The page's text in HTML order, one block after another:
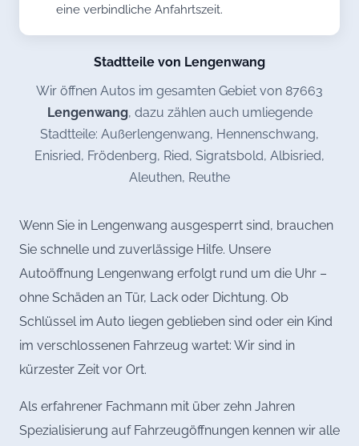
eine verbindliche Anfahrtszeit.
Stadtteile von Lengenwang
Wir öffnen Autos im gesamten Gebiet von 87663
Lengenwang, dazu zählen auch umliegende
Stadtteile: Außerlengenwang, Hennenschwang,
Enisried, Frödenberg, Ried, Sigratsbold, Albisried,
Aleuthen, Reuthe
Wenn Sie in Lengenwang ausgesperrt sind, brauchen
Sie schnelle und zuverlässige Hilfe. Unsere
Autoöffnung Lengenwang erfolgt rund um die Uhr –
ohne Schäden an Tür, Lack oder Dichtung. Ob
Schlüssel im Auto liegen geblieben sind oder ein Kind
im verschlossenen Fahrzeug wartet: Wir sind in
kürzester Zeit vor Ort.
Als erfahrener Fachmann mit über zehn Jahren
Spezialisierung auf Fahrzeugöffnungen kennen wir alle